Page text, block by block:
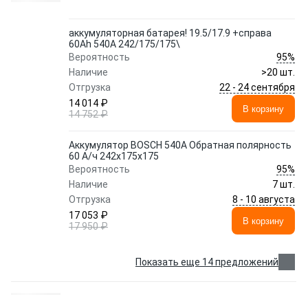
аккумуляторная батарея! 19.5/17.9 +справа
60Ah 540A 242/175/175\
Вероятность
95%
Наличие
>20 шт.
Отгрузка
22 - 24 сентября
14 014 ₽
14 752 ₽
В корзину
Аккумулятор BOSCH 540A Обратная полярность
60 А/ч 242x175x175
Вероятность
95%
Наличие
7 шт.
Отгрузка
8 - 10 августа
17 053 ₽
17 950 ₽
В корзину
Показать еще 14 предложений